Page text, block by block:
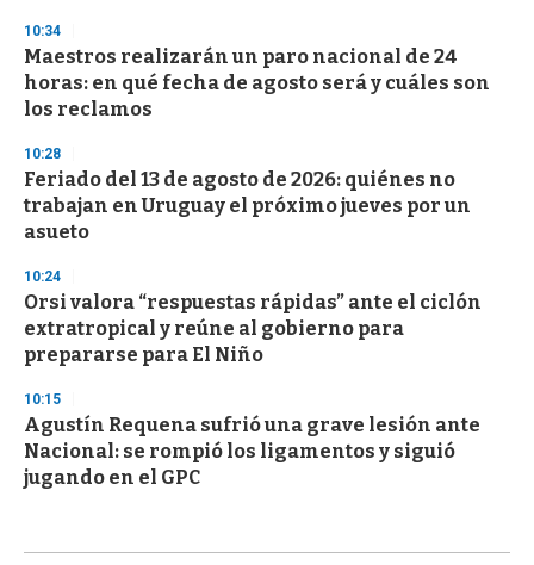
10:34
Maestros realizarán un paro nacional de 24
horas: en qué fecha de agosto será y cuáles son
los reclamos
10:28
Feriado del 13 de agosto de 2026: quiénes no
trabajan en Uruguay el próximo jueves por un
asueto
10:24
Orsi valora “respuestas rápidas” ante el ciclón
extratropical y reúne al gobierno para
prepararse para El Niño
10:15
Agustín Requena sufrió una grave lesión ante
Nacional: se rompió los ligamentos y siguió
jugando en el GPC